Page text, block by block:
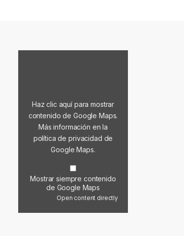
Haz clic aquí para mostrar
contenido de Google Maps.
Más información en la
política de privacidad de
Google Maps.
Mostrar siempre contenido
de Google Maps
Open content directly